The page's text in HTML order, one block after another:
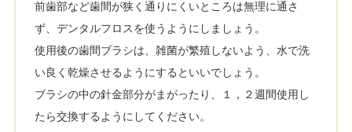
前歯部など歯間が狭く通りにくいところは無理に通さ
ず、デンタルフロスを使うようにしましょう。
使用後の歯間ブラシは、雑菌が繁殖しないよう、水で洗
い良く乾燥させるようにするといいでしょう。
ブラシの中の針金部分がまがったり、１，２週間使用し
たら交換するようにしてください。